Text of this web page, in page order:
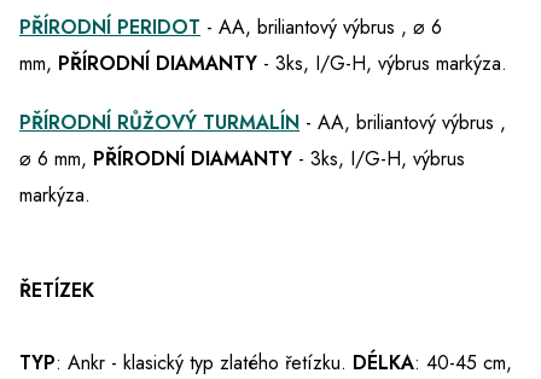
PŘÍRODNÍ PERIDOT - AA, briliantový výbrus , ⌀ 6
mm, PŘÍRODNÍ DIAMANTY - 3ks, I/G-H, výbrus markýza.
PŘÍRODNÍ RŮŽOVÝ TURMALÍN - AA, briliantový výbrus ,
⌀ 6 mm, PŘÍRODNÍ DIAMANTY - 3ks, I/G-H, výbrus
markýza.
ŘETÍZEK
TYP: Ankr - klasický typ zlatého řetízku. DÉLKA: 40-45 cm,